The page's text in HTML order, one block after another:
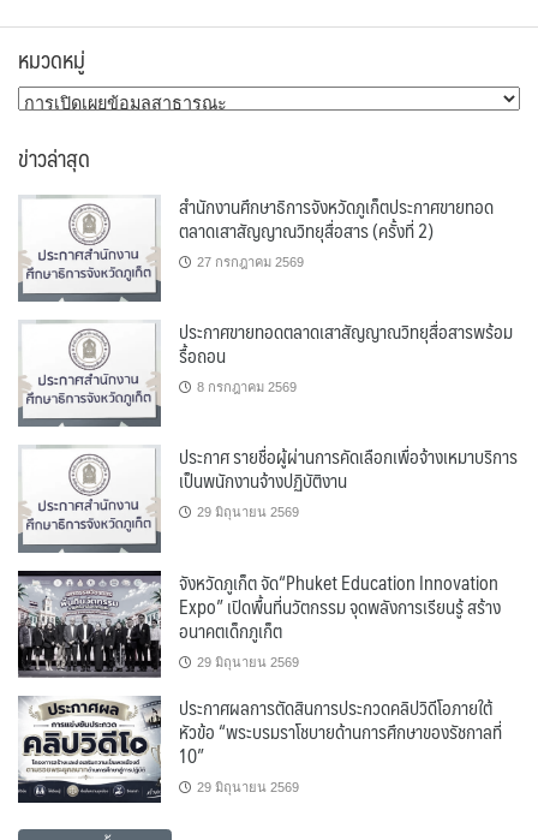
หมวดหมู่
หมวด
ข่าวล่าสุด
สำนักงานศึกษาธิการจังหวัดภูเก็ตประกาศขายทอด
ตลาดเสาสัญญาณวิทยุสื่อสาร (ครั้งที่ 2)
27 กรกฎาคม 2569
ประกาศขายทอดตลาดเสาสัญญาณวิทยุสื่อสารพร้อม
รื้อถอน
8 กรกฎาคม 2569
ประกาศ รายชื่อผู้ผ่านการคัดเลือกเพื่อจ้างเหมาบริการ
เป็นพนักงานจ้างปฏิบัติงาน
29 มิถุนายน 2569
จังหวัดภูเก็ต จัด“Phuket Education Innovation
Expo” เปิดพื้นที่นวัตกรรม จุดพลังการเรียนรู้ สร้าง
อนาคตเด็กภูเก็ต
29 มิถุนายน 2569
ประกาศผลการตัดสินการประกวดคลิปวิดีโอภายใต้
หัวข้อ “พระบรมราโชบายด้านการศึกษาของรัชกาลที่
10”
29 มิถุนายน 2569